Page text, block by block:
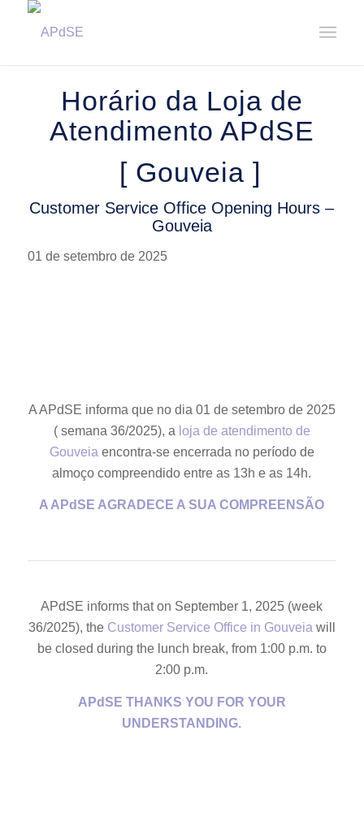
Horário da Loja de Atendimento – Gouveia || Customer Service Office ...
Horário da Loja de
Atendimento APdSE
[ Gouveia ]
Customer Service Office Opening Hours –
Gouveia
01 de setembro de 2025
A APdSE informa que no dia 01 de setembro de 2025
( semana 36/2025), a loja de atendimento de
Gouveia encontra-se encerrada no período de
almoço compreendido entre as 13h e as 14h.
A APdSE AGRADECE A SUA COMPREENSÃO
APdSE informs that on September 1, 2025 (week
36/2025), the Customer Service Office in Gouveia will
be closed during the lunch break, from 1:00 p.m. to
2:00 p.m.
APdSE THANKS YOU FOR YOUR
UNDERSTANDING.